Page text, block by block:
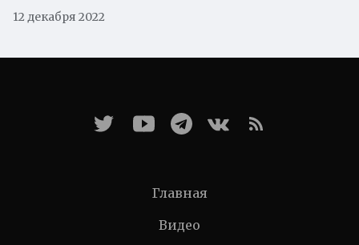
12 декабря 2022
Главная
Видео